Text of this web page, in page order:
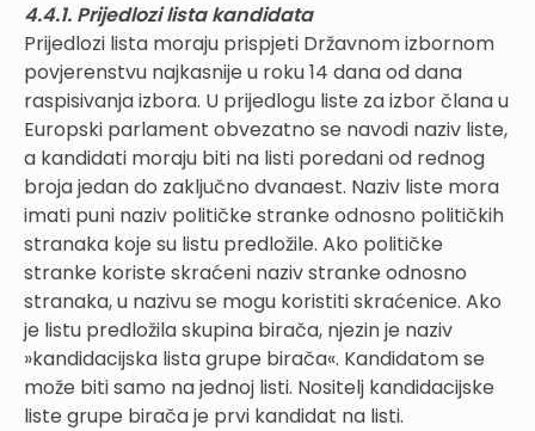
4.4.1. Prijedlozi lista kandidata
Prijedlozi lista moraju prispjeti Državnom izbornom
povjerenstvu najkasnije u roku 14 dana od dana
raspisivanja izbora. U prijedlogu liste za izbor člana u
Europski parlament obvezatno se navodi naziv liste,
a kandidati moraju biti na listi poredani od rednog
broja jedan do zaključno dvanaest. Naziv liste mora
imati puni naziv političke stranke odnosno političkih
stranaka koje su listu predložile. Ako političke
stranke koriste skraćeni naziv stranke odnosno
stranaka, u nazivu se mogu koristiti skraćenice. Ako
je listu predložila skupina birača, njezin je naziv
»kandidacijska lista grupe birača«. Kandidatom se
može biti samo na jednoj listi. Nositelj kandidacijske
liste grupe birača je prvi kandidat na listi.